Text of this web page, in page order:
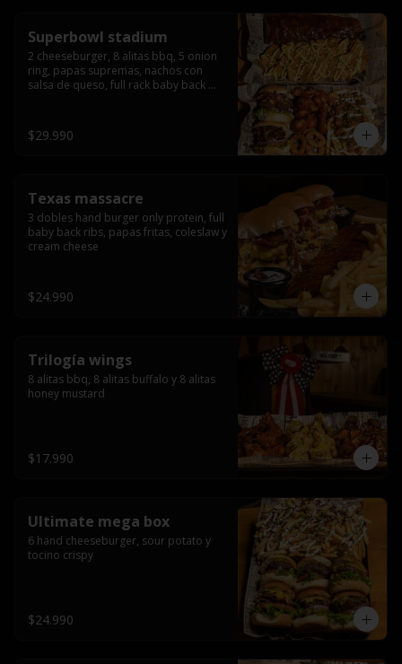
Superbowl stadium
2 cheeseburger, 8 alitas bbq, 5 onion
ring, papas supremas, nachos con
salsa de queso, full rack baby back
$29.990
Texas massacre
3 dobles hand burger only protein, full
baby back ribs, papas fritas, coleslaw y
cream cheese
$24.990
Trilogía wings
8 alitas bbq, 8 alitas buffalo y 8 alitas
honey mustard
$17.990
Ultimate mega box
6 hand cheeseburger, sour potato y
tocino crispy
$24.990